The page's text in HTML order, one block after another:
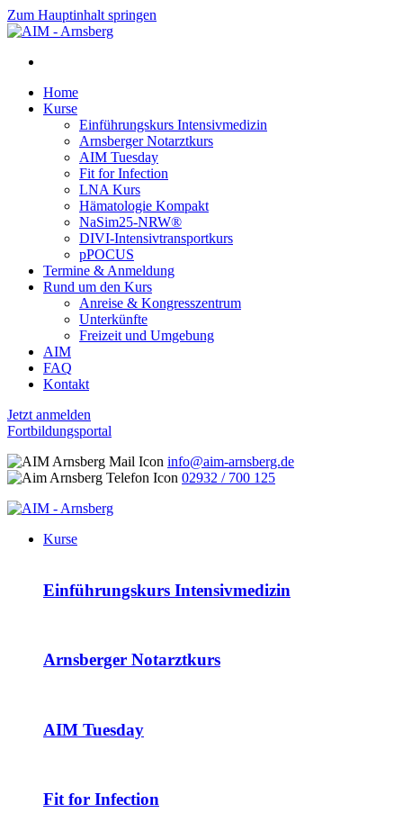
Zum Hauptinhalt springen
Home
Kurse
Einführungskurs Intensivmedizin
Arnsberger Notarztkurs
AIM Tuesday
Fit for Infection
LNA Kurs
Hämatologie Kompakt
NaSim25-NRW®
DIVI-Intensivtransportkurs
pPOCUS
Termine & Anmeldung
Rund um den Kurs
Anreise & Kongresszentrum
Unterkünfte
Freizeit und Umgebung
AIM
FAQ
Kontakt
Jetzt anmelden
Fortbildungsportal
info@aim-arnsberg.de
02932 / 700 125
Kurse
Einführungskurs Intensivmedizin
Arnsberger Notarztkurs
AIM Tuesday
Fit for Infection